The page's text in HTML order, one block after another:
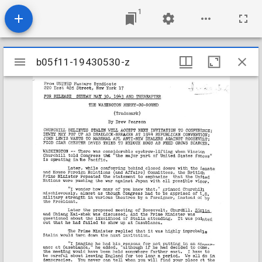
1
Mirador
viewer
b05f11-19430530-z
b05f11-19430530-z